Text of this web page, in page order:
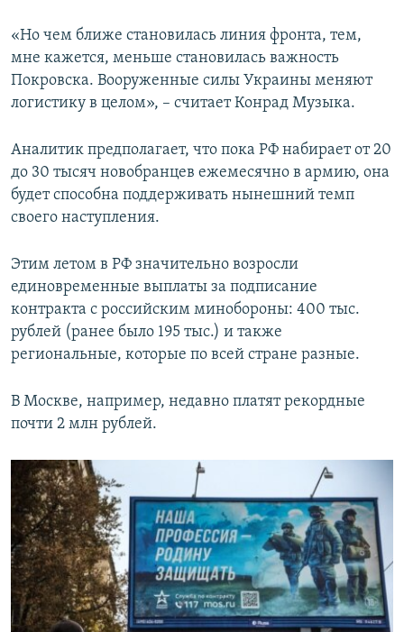
«Но чем ближе становилась линия фронта, тем,
мне кажется, меньше становилась важность
Покровска. Вооруженные силы Украины меняют
логистику в целом», – считает Конрад Музыка.
Аналитик предполагает, что пока РФ набирает от 20
до 30 тысяч новобранцев ежемесячно в армию, она
будет способна поддерживать нынешний темп
своего наступления.
Этим летом в РФ значительно возросли
единовременные выплаты за подписание
контракта с российским минобороны: 400 тыс.
рублей (ранее было 195 тыс.) и также
региональные, которые по всей стране разные.
В Москве, например, недавно платят рекордные
почти 2 млн рублей.